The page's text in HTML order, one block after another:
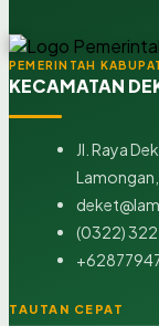
PEMERINTAH
KECAMATAN
Jl. Raya
(0322)
TAUTAN CEPAT